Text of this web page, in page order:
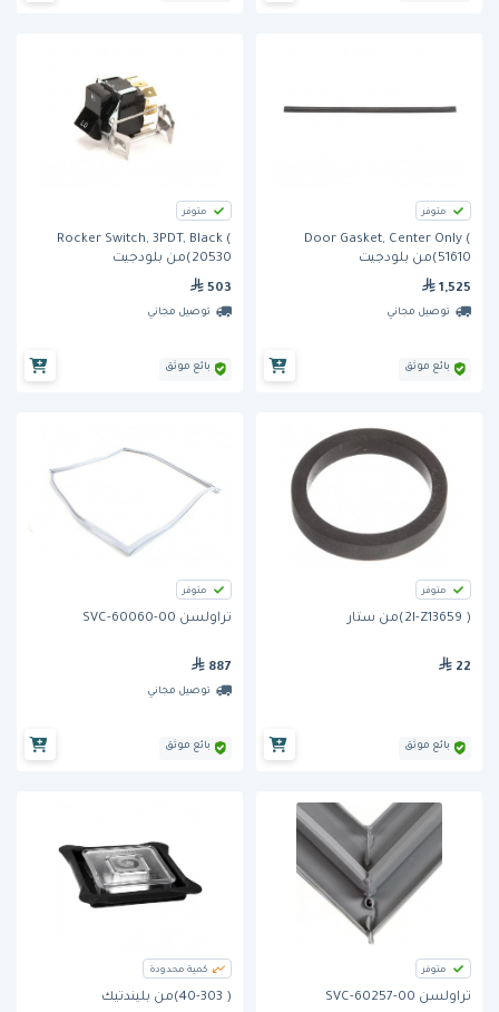
متوفر
Door Gasket, Center Only (
51610)من بلودجيت
1,525
توصيل مجاني
بائع موثق
متوفر
Rocker Switch, 3PDT, Black (
20530)من بلودجيت
503
توصيل مجاني
بائع موثق
متوفر
( 2I-Z13659)من ستار
22
بائع موثق
متوفر
تراولسن SVC-60060-00
887
توصيل مجاني
بائع موثق
متوفر
تراولسن SVC-60257-00
كمية محدودة
( 40-303)من بليندتيك